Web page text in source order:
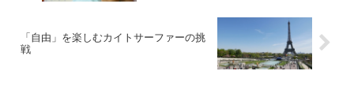
「自由」を楽しむカイトサーファーの挑
戦